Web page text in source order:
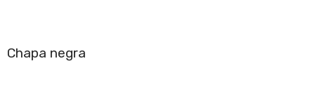
Chapa negra